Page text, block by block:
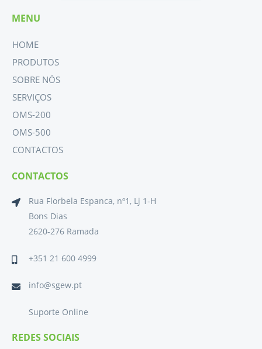
MENU
HOME
PRODUTOS
SOBRE NÓS
SERVIÇOS
OMS-200
OMS-500
CONTACTOS
CONTACTOS
Rua Florbela Espanca, nº1, Lj 1-H
Bons Dias
2620-276 Ramada
+351 21 600 4999
info@sgew.pt
Suporte Online
REDES SOCIAIS